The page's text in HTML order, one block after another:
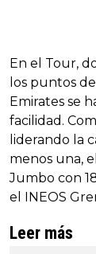
En el Tour,
los puntos
Emirates se
facilidad.
liderando la
menos una,
Jumbo con
el INEOS
Leer más